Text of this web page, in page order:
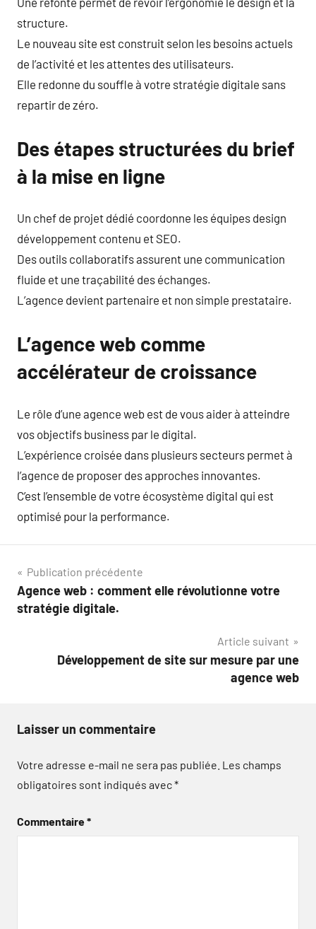
structure.
Le nouveau site est construit selon les besoins actuels
de l’activité et les attentes des utilisateurs.
Elle redonne du souffle à votre stratégie digitale sans
repartir de zéro.
Des étapes structurées du brief
à la mise en ligne
Un chef de projet dédié coordonne les équipes design
développement contenu et SEO.
Des outils collaboratifs assurent une communication
fluide et une traçabilité des échanges.
L’agence devient partenaire et non simple prestataire.
L’agence web comme
accélérateur de croissance
Le rôle d’une agence web est de vous aider à atteindre
vos objectifs business par le digital.
L’expérience croisée dans plusieurs secteurs permet à
l’agence de proposer des approches innovantes.
C’est l’ensemble de votre écosystème digital qui est
optimisé pour la performance.
Navigation
de
Publication précédente
Agence web : comment elle révolutionne votre
stratégie digitale.
Article suivant
Développement de site sur mesure par une
agence web
Laisser un commentaire
Votre adresse e-mail ne sera pas publiée. Les champs
obligatoires sont indiqués avec*
Commentaire*